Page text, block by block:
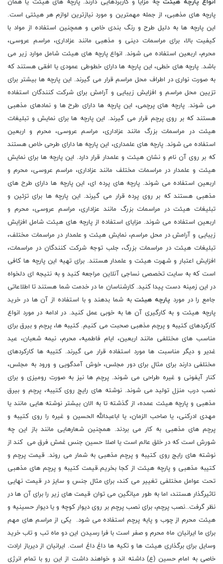
انواع پارچه هیئتچه مزایا و کاربردهایی دارند. پارچه های هیئت یا همان
پارچه های مذهبی، از جمله مهمترین و مورد نیازترین لوازم هر هیئتی است.
این پارچه ها به دلیل طرح و رنگ بندی خاص و همچنین استفاده از مواد با
کیفیت بالا، برای مراسمات دینی و مذهبی مانند عزاداری، مراسم عروسی،
محرم، اربعین استفاده می شوند. انواع پارچه های هیئت شامل موارد زیر می
باشد. پارچه های خطی، این پارچه ها دارای خطوطی عمودی یا افقی هستند که
به صورت نواری در اطراف محل مراسم قرار می گیرند. این پارچه ها بیشتر برای
تزیین محل مراسم و افزایش زیبایی و آرامش برای شرکت کنندگان استفاده
می شوند. پارچه های پرچمی، این پارچه ها دارای طرح ها و نمادهای مذهبی
هستند که بر روی پرچم قرار می گیرند. این پارچه ها برای نمایش و تبلیغات
هیئت در مراسمات بزرگ مانند عزاداری، مراسم عروسی، محرم و اربعین
استفاده می شوند. پارچه های علمداری، این پارچه ها دارای طرحی خاص هستند
که بر روی آن نام و نشان هیئت و علمدار قرار دارد. این پارچه ها برای نمایش
هیئت و علمدار در مراسمات مختلف مانند عزاداری، مراسم عروسی، محرم و
اربعین استفاده می شوند. پارچه های پرده ای، این پارچه ها دارای طرح های
مذهبی هستند که بر روی پرده قرار می گیرند. این پارچه ها برای تزئین و
تبلیغات هیئت در مراسمات بزرگ مانند عزاداری، مراسم عروسی، محرم و
اربعین استفاده می شوند. مزایای استفاده از پارچه های هیئت شامل افزایش
زیبایی و آرامش در محل مراسم، نمایش هیئت و علمدار در مراسمات مختلف،
تبلیغات هیئت در مراسمات بزرگ، جلب توجه شرکت کنندگان در مراسمات،
افزایش اعتبار و شهرت هیئت و علمدار هستند. برای تهیه این پارچه ها کافی
است که به سایت تخصصی نساجی آنلاین مراجعه کنید و به نتیجه ای دلخواه
در این زمینه دست پیدا کنید. کارشناسان ما در خدمت شما هستند تا اطلاعاتی
جامع را در مورد پارچه هیئتبه شما بدهند و با استفاده از آن ها در خرید
پارچه هیئت و به کارگیری آن ها به خوبی عمل کنید. در ادامه در مورد انواع
کارکردهای کتیبه و پرچم مذهبی صحبت می کنیم. کتیبه ها، پرچم و بیرق برای
مناسب های مختلفی مانند اربعین، ایام فاطمیه، محرم، نیمه شعبان، عید
غدیر و دیگر مناسبت ها مورد استفاده قرار می گیرند. کتیبه ها کارکردهای
مختلفی دارند برای مثال برای دور مجلس، خوش آمدگویی و ورود به مجلس،
کنار آیفونی و غیره طراحی می شوند. پرچم ها نیز به صورت رومیزی و برای
نصب درب منزل تولید می شوند. نوشته های رایج روی کتیبه، پرچم و بیرق
مذهبی و پارچه هیئت عمده، از گذشته تا به الان بیشتر نوشته هایی مانند یا
مهدی ادرکنی، یا صاحب الزمان، یا اباعبدالله الحسین و غیره را روی کتیبه و
پرچم های مذهبی به کار می بردند. همچنین شعارهایی مانند باز این چه
شورش است که در خلق عالم است یا اصلا حسین جنس غمش فرق می کند از
نوشته های رایج روی کتیبه و پرچم مذهبی به شمار می روند. قیمت پرچم و
کتیبه مذهبی و پارچه هیئت از کجا بخریم.قیمت کتیبه و پرچم های مذهبی
تحت عوامل مختلفی تغییر می کند، برای مثال جنس و سایز در قیمت نهایی
تاثیرگذار هستند، اما به طور میانگین می توان قیمت های زیر را برای آن ها در
نظر گرفت..نصب پرچم، برای نصب پرچم بر روی دیوار کوچه و یا دیوار حسینیه و
هیئت محرم از چوب و پایه پرچم استفاده می شود. یکی از مراسم های مهم
برای ما ایرانیان ماه محرم و صفر است با فرا رسیدن این دو ماه تب و تاب خرید
وسایل برای برگذاری هیئت ها و تکیه ها داغ داغ است. ایرانیان از دیرباز ارادت
خاصی به امام حسین (ع) داشته اند و خواهند داشت از این رو با تمام انرژی